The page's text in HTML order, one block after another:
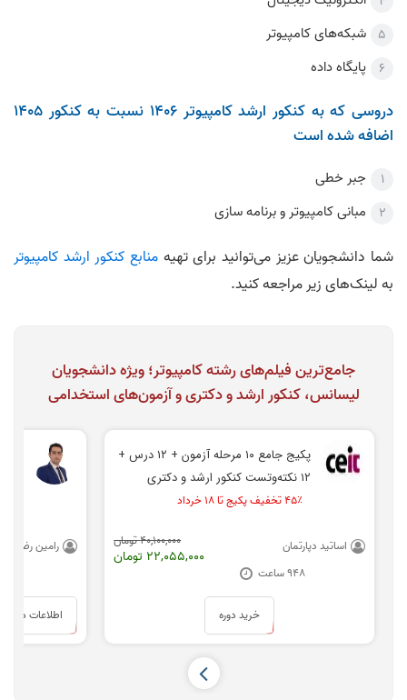
شبکه‌های کامپیوتر
پایگاه داده
دروسی که به کنکور ارشد کامپیوتر 1406 نسبت به کنکور 1405
اضافه شده است
جبر خطی
مبانی کامپیوتر و برنامه سازی
شما دانشجویان عزیز می‌توانید برای تهیه منابع کنکور ارشد کامپیوتر
به لینک‌های زیر مراجعه کنید.
جامع‌ترين فیلم‌های رشته کامپیوتر؛ ویژه دانشجویان
لیسانس، کنکور ارشد و دکتری و آزمون‌های استخدامی
پکیج جامع ۱۰ مرحله آزمون + ۱۲ درس +
۱۲ نکته‌و‌تست کنکور ارشد و دکتری
مهندسی کامپیوتر
۴۵٪ تخفیف پکیج تا ۱۸ خرداد
40,100,000 تومان
22,055,000 تومان
اساتید دپارتمان
948 ساعت
خرید دوره
رامین رضوی
اطلاعات دوره